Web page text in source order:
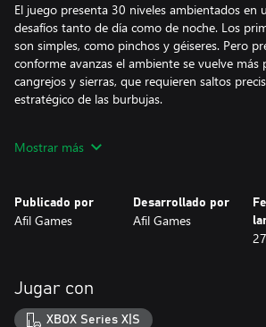
El juego presenta 30 niveles ambientados en
desafíos tanto de día como de noche. Los
son simples, como pinchos y géiseres. Pero
conforme avanzas el ambiente se vuelve más
cangrejos y sierras, que requieren saltos
estratégico de las burbujas.
niveles que fomentan la creatividad,
Mostrar más
Publicado por
Afil Games
Desarrollado por
Afil Games
Jugar con
XBOX Series X|S